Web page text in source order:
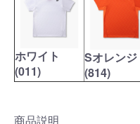
ホワイト
(011)
Sオレンジ
(814)
商品説明